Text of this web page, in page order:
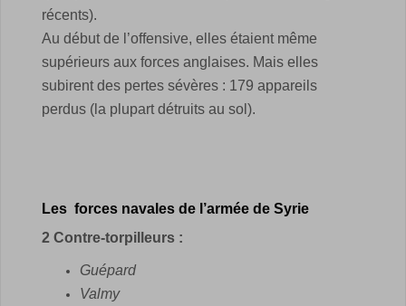
récents).
Au début de l’offensive, elles étaient même
supérieurs aux forces anglaises. Mais elles
subirent des pertes sévères : 179 appareils
perdus (la plupart détruits au sol).
Les forces navales de l’armée de Syrie
2 Contre-torpilleurs :
Guépard
Valmy